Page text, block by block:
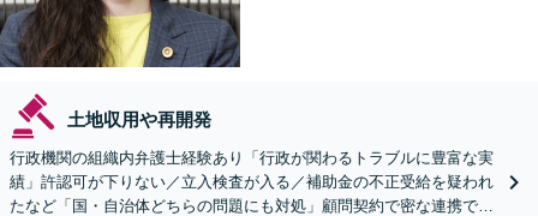
土地収用や再開発
行政機関の組織内弁護士経験あり「行政が関わるトラブルに豊富な実
績」許認可が下りない／立入検査が入る／補助金の不正受給を疑われ
たなど「国・自治体どちらの問題にも対処」顧問契約で密な連携でト